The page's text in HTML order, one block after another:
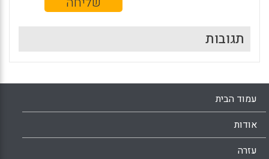
תגובות
עמוד הבית
אודות
עזרה